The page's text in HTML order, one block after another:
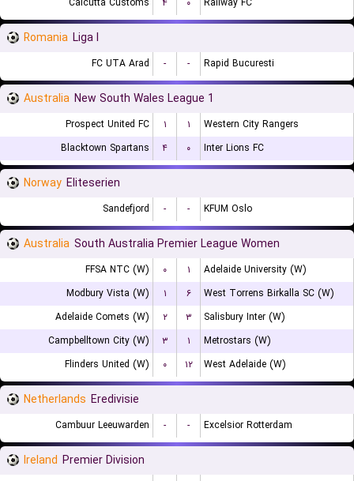
Romania Liga I
FC UTA Arad - - Rapid Bucuresti
Australia New South Wales League 1
Prospect United FC ۱ ۱
Western City Rangers
Blacktown Spartans
۴ ۰ Inter Lions FC
Norway Eliteserien
Sandefjord - - KFUM Oslo
Australia South Australia Premier League Women
FFSA NTC (W) ۰ ۱
Adelaide University (W)
Modbury Vista (W)
۱ ۶
West Torrens Birkalla SC (W)
Adelaide Comets (W)
۲ ۳
Salisbury Inter (W)
Campbelltown City (W)
۳ ۱
Metrostars (W)
Flinders United (W)
۰ ۱۲ West Adelaide (W)
Netherlands Eredivisie
Cambuur Leeuwarden - - Excelsior Rotterdam
Ireland Premier Division